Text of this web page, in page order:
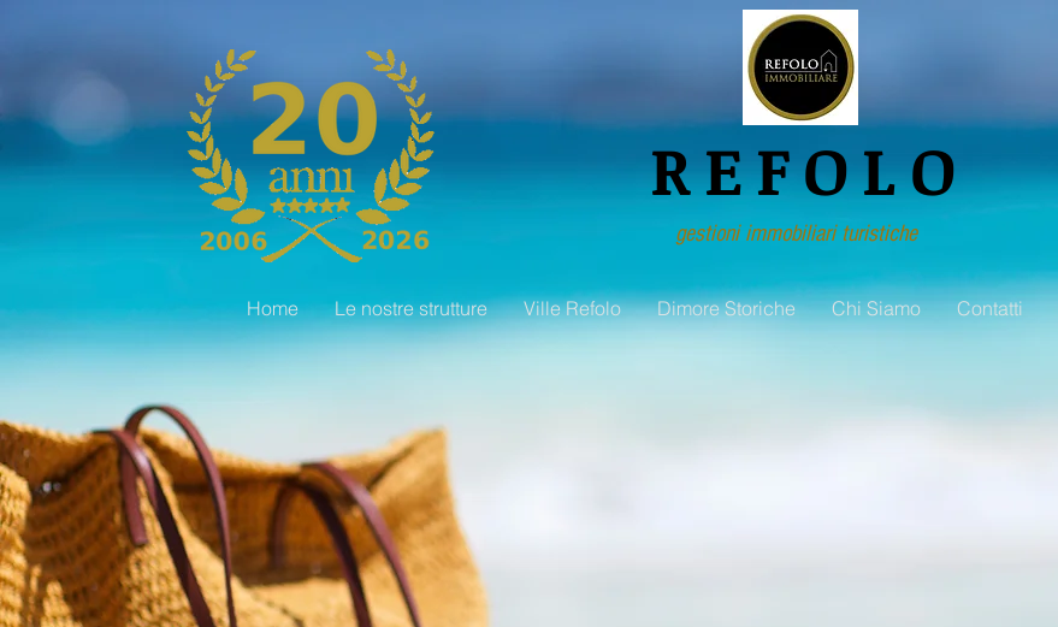
REFOLO
gestioni immobiliari turistiche
Home Le nostre strutture Ville Refolo Dimore Storiche Chi Siamo Contatti